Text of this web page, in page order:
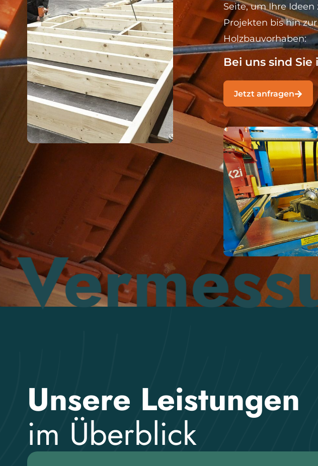
Seite, um Ihre
Projekten bis hin
Holzbauvorhaben:
Bei uns sind
Jetzt anfragen
Unsere Leistungen
im Überblick